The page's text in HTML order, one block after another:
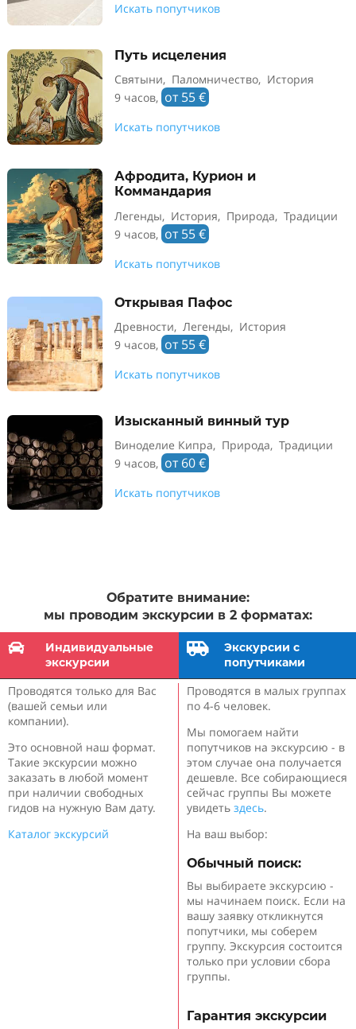
Искать попутчиков
Путь исцеления
Святыни, Паломничество, История
9 часов, от 55 €
Искать попутчиков
Афродита, Курион и
Коммандария
Легенды, История, Природа, Традиции
9 часов, от 55 €
Искать попутчиков
Открывая Пафос
Древности, Легенды, История
9 часов, от 55 €
Искать попутчиков
Изысканный винный тур
Виноделие Кипра, Природа, Традиции
9 часов, от 60 €
Искать попутчиков
Обратите внимание:
мы проводим экскурсии в 2 форматах:

Индивидуальные
экскурсии

Экскурсии с
попутчиками
Проводятся только для Вас
(вашей семьи или
компании).
Это основной наш формат.
Такие экскурсии можно
заказать в любой момент
при наличии свободных
гидов на нужную Вам дату.
Каталог экскурсий
Проводятся в малых группах
по 4-6 человек.
Мы помогаем найти
попутчиков на экскурсию - в
этом случае она получается
дешевле. Все собирающиеся
сейчас группы Вы можете
увидеть здесь.
На ваш выбор:
Обычный поиск:
Вы выбираете экскурсию -
мы начинаем поиск. Если на
вашу заявку откликнутся
попутчики, мы соберем
группу. Экскурсия состоится
только при условии сбора
группы.
Гарантия экскурсии